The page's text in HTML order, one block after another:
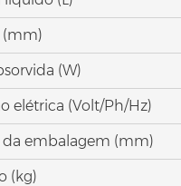
(mm)
(W)
elétrica (Volt/Ph/Hz)
da embalagem (mm)
(kg)